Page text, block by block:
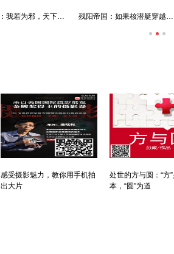
残阳帝国：如果核潜艇穿越了会发生什么？
感受摄影魅力，教你用手机拍
出大片
处世的方与圆：“方”
本，“圆”为道